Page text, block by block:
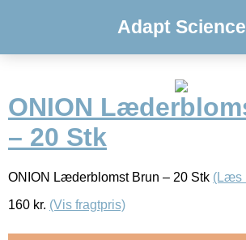
Adapt Science
ONION
– 20 Stk
ONION Læderblomst Brun – 20 Stk (Læs
160 kr. (Vis fragtpris)